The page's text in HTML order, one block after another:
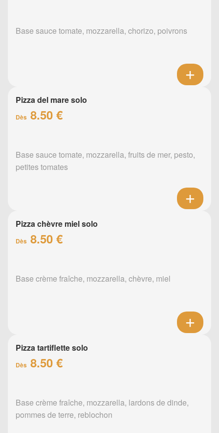
Base sauce tomate, mozzarella, chorizo, poivrons
Pizza del mare solo
Dès 8.50 €
Base sauce tomate, mozzarella, fruits de mer, pesto,
petites tomates
Pizza chèvre miel solo
Dès 8.50 €
Base crème fraîche, mozzarella, chèvre, miel
Pizza tartiflette solo
Dès 8.50 €
Base crème fraîche, mozzarella, lardons de dinde,
pommes de terre, reblochon